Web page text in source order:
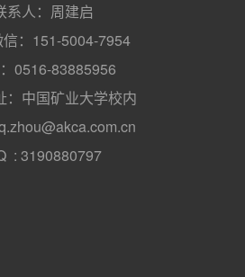
系人：周建启
信：151-5004-7954
0516-83885956
：中国矿业大学校内
: 3190880797